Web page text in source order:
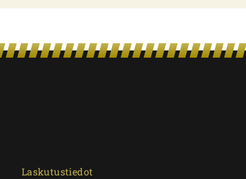
Laskutustiedot